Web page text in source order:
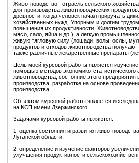
Животноводство - отрасль сельского
для производства животноводческих
древности, когда человек начал приручать
хозяйственных нужд. Упорным и долгим
повышения их продуктивности.
мясо, сало, яйца и др.), а легкую
живую тягловую силу (лошади, волы, ослы,
продуктов и отходов животноводства
также различные лекарственные препараты
Цель моей курсовой работы является
помощью методов экономико-статистического
животноводства, состояние этого
производства, разработке на основе
производства.
Объектом курсовой работы является
на КСП имени Дзержинского.
Задачами курсовой работы являются:
1. оценка состояния и развития
Луганской области;
2. определение и изучение факторов
улучшения продуктивности